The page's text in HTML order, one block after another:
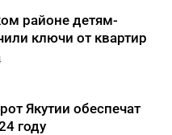
районе детям-
ключи от квартир
Якутии обеспечат
году